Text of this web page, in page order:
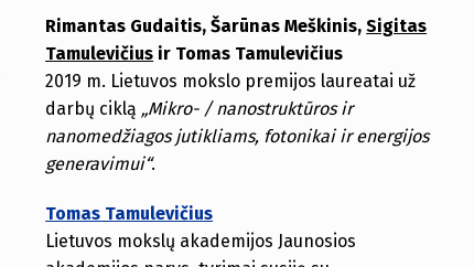
Rimantas Gudaitis, Šarūnas Meškinis,Sigitas
Tamulevičius ir Tomas Tamulevičius
2019 m. Lietuvos mokslo premijos laureatai už
darbų ciklą „Mikro- / nanostruktūros ir
nanomedžiagos jutikliams, fotonikai ir energijos
generavimui“.
Tomas Tamulevičius
Lietuvos mokslų akademijos Jaunosios